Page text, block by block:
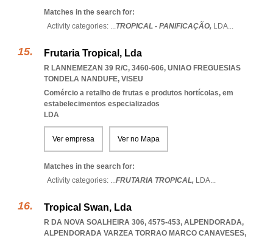
Matches in the search for:
Activity categories: ...TROPICAL - PANIFICAÇÃO, LDA...
Frutaria Tropical, Lda
R LANNEMEZAN 39 R/C, 3460-606, UNIAO FREGUESIAS
TONDELA NANDUFE, VISEU
Comércio a retalho de frutas e produtos hortícolas, em
estabelecimentos especializados
LDA
Ver empresa Ver no Mapa
Matches in the search for:
Activity categories: ...FRUTARIA TROPICAL, LDA...
Tropical Swan, Lda
R DA NOVA SOALHEIRA 306, 4575-453, ALPENDORADA,
ALPENDORADA VARZEA TORRAO MARCO CANAVESES,